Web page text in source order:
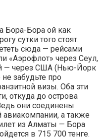
Бора-Бора ой как
сутки того стоят.
сюда — рейсами
«Аэрофлот» через Сеул,
— через США (Нью-Йорк
забудьте про
визы. Оба эти
откуда до острова
они соединены
а также
из Алматы — Бора
в 715 700 тенге.